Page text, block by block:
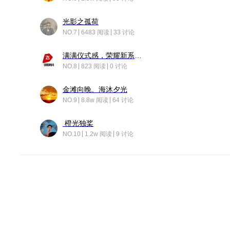
光影之孤荷
NO.7 6483 阅读 33 讨论
NO.8 823 阅读 0 讨论
金滩向晚、海沐夕光
NO.9 8.8w 阅读 64 讨论
橙光独桨
NO.10 1.2w 阅读 9 讨论